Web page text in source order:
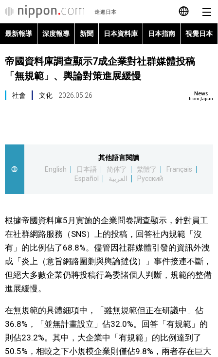
日本語
English
最新報導
視覺日本
臺灣香港
更多
人物訪談
日本入門
official SNS
最新報導 深度報導 新聞 日本資料庫 日本指南 視覺日本
帝國資料庫調查顯示7成企業對社群媒體投稿
「無規範」、輿論對策進展緩慢
News
from Japan
社會 文化 2026.05.26
其他語言閱讀
English
日本語 简体字 繁體字
Français
Español
العربية Русский
根據帝國資料庫5月實施的企業問卷調查顯示，針對員工
在社群網路服務（SNS）上的投稿，回答社內規範「沒
有」的比例佔了68.8%。儘管因社群媒體引發的資訊外洩
或「炎上（意旨網路圍剿與輿論撻伐）」事件接連不斷，
但絕大多數企業仍將投稿行為委諸個人判斷，規範的整備
進展緩慢。
在無規範的具體細項中，「雖無規範但正在研議中」佔
36.8%，「並無計畫設立」佔32.0%。回答「有規範」的
則佔23.2%。其中，大企業中「有規範」的比例達到了
50.5%，相較之下小規模企業則僅佔9.8%，兩者存在巨大